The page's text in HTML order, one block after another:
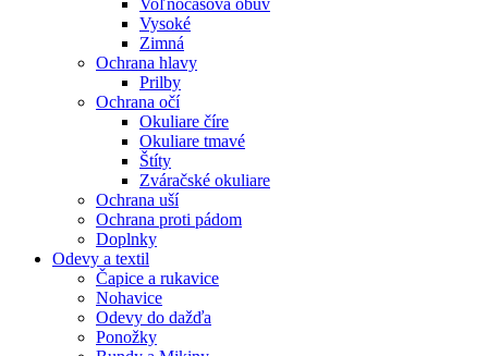
Voľnočasová obuv
Vysoké
Zimná
Ochrana hlavy
Prilby
Ochrana očí
Okuliare číre
Okuliare tmavé
Štíty
Zváračské okuliare
Ochrana uší
Ochrana proti pádom
Doplnky
Odevy a textil
Čapice a rukavice
Nohavice
Odevy do dažďa
Ponožky